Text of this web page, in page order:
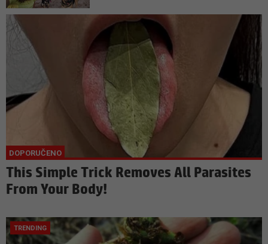
This Simple Trick Removes All Parasites
From Your Body!